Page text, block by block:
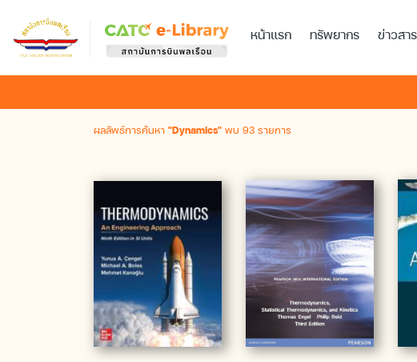
หน้าแรก ทรัพยากร ข่าวสาร
ผลลัพธ์การค้นหา "Dynamics" พบ 93 รายการ